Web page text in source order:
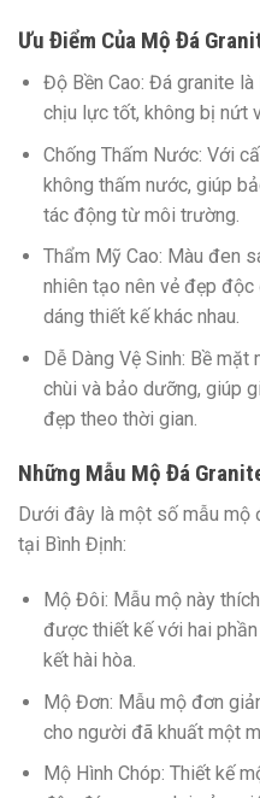
Ưu Điểm Của Mộ Đá
Độ Bền Cao: Đá granite là
chịu lực tốt, không bị nứt
Chống Thấm Nước: Với
không thấm nước, giúp
tác động từ môi trường.
Thẩm Mỹ Cao: Màu đen
nhiên tạo nên vẻ đẹp độc
dáng thiết kế khác nhau.
Dễ Dàng Vệ Sinh: Bề mặt
chùi và bảo dưỡng, giúp
đẹp theo thời gian.
Những Mẫu Mộ Đá
Dưới đây là một số mẫu
tại Bình Định:
Mộ Đôi: Mẫu mộ này
được thiết kế với hai
kết hài hòa.
Mộ Đơn: Mẫu mộ đơn
cho người đã khuất một
Mộ Hình Chóp: Thiết kế